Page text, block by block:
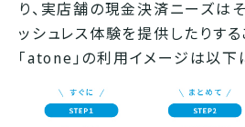
り、実店舗の現金決済ニーズは
ッシュレス体験を提供したりする
「atone」の利用イメージは以下